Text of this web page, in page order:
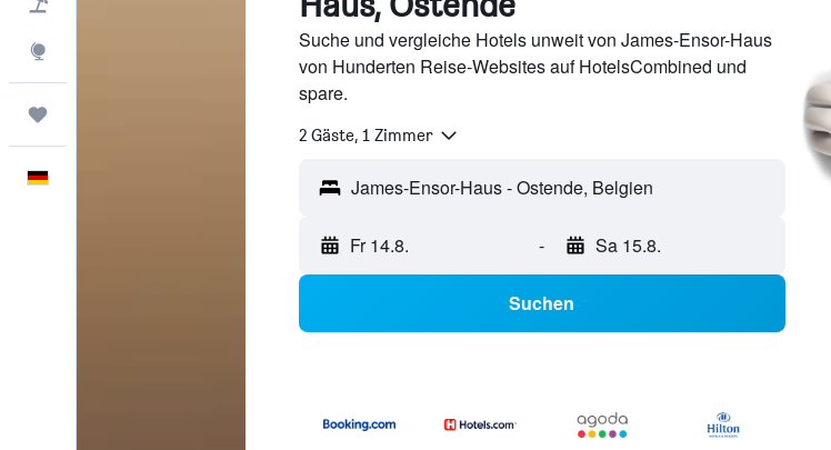
Suche und vergleiche Hotels unweit von James-Ensor-Haus
von Hunderten Reise-Websites auf HotelsCombined und
spare.
2 Gäste, 1 Zimmer
Fr 14.8. - Sa 15.8.
Suchen